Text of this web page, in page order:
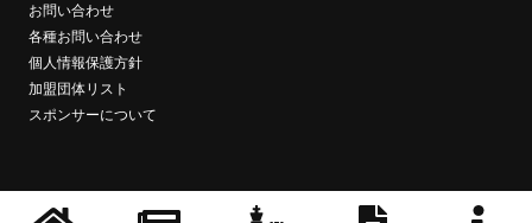
お問い合わせ
各種お問い合わせ
個人情報保護方針
加盟団体リスト
スポンサーについて